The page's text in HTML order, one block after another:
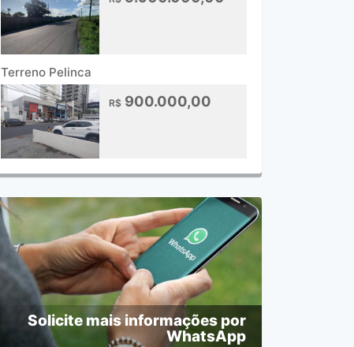
Terreno Pelinca
R$900.000,00
Solicite mais informações por
WhatsApp